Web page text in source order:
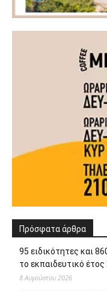
Πρόσφατα άρθρα
95 ειδικότητες και
το εκπαιδευτικό
8 Αυγούστου 2026